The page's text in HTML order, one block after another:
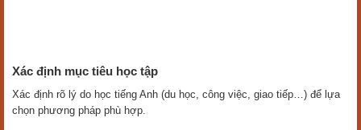
Xác định mục tiêu học tập
Xác định rõ lý do học tiếng Anh (du học, công việc, giao tiếp…) để lựa
chọn phương pháp phù hợp.